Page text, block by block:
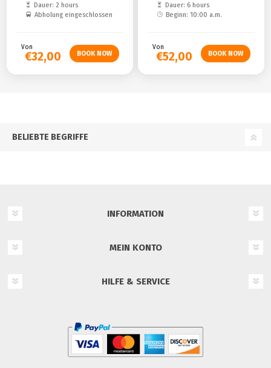
Dauer: 2 hours
Abholung eingeschlossen
Von
€32,00
Dauer: 6 hours
Beginn: 10:00 a.m.
Von
€52,00
BELIEBTE BEGRIFFE
INFORMATION
MEIN KONTO
HILFE & SERVICE